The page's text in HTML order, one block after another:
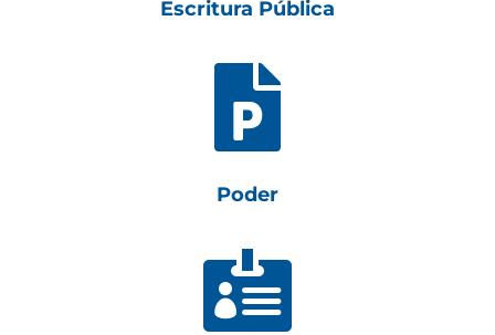
Escritura Pública

Poder
